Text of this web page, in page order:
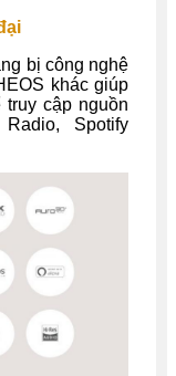
bị công nghệ
khác giúp
cập nguồn
Spotify